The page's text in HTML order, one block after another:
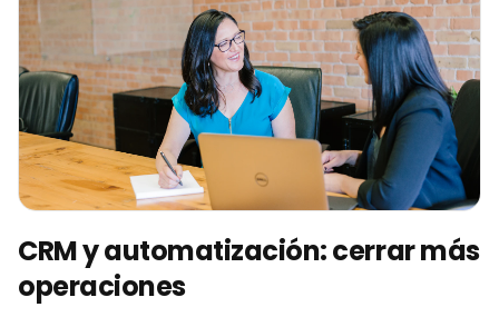
CRM y automatización: cerrar más
operaciones